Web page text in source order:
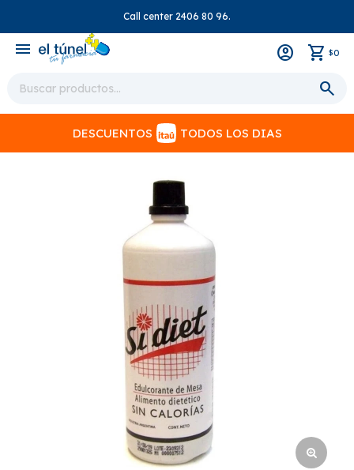
Call center 2406 80 96.
menu $0
DESCUENTOS TODOS LOS DIAS
close